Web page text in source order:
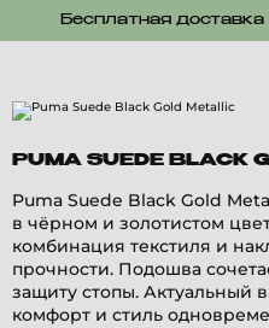
Бесплатная
PUMA SUEDE BLACK
Puma Suede Black Gold
в чёрном и золотистом
комбинация текстиля и
прочности. Подошва
защиту стопы. Актуальный
комфорт и стиль